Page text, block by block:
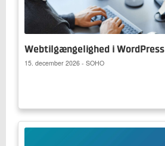
Webtilgængelighed i WordPress
15. december 2026 - SOHO